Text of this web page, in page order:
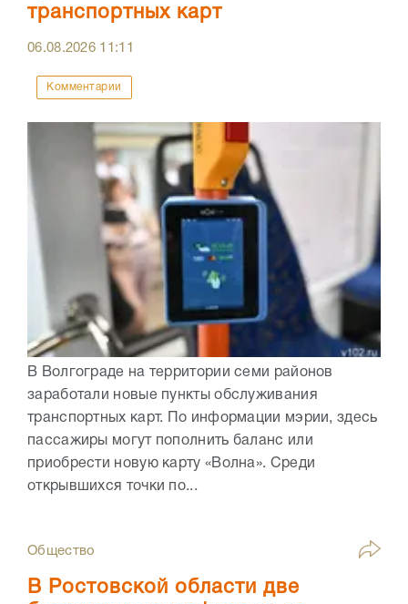
транспортных карт
06.08.2026 11:11
Комментарии
В Волгограде на территории семи районов
заработали новые пункты обслуживания
транспортных карт. По информации мэрии, здесь
пассажиры могут пополнить баланс или
приобрести новую карту «Волна». Среди
открывшихся точки по...
Общество
В Ростовской области две